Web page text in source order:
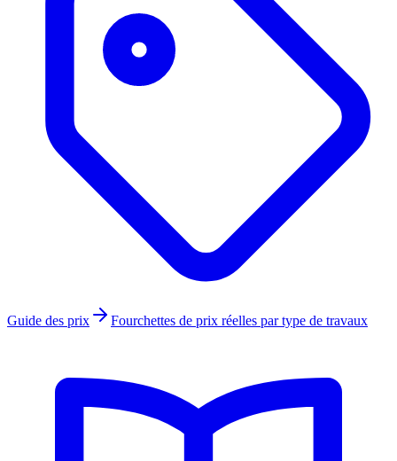
Guide des prix Fourchettes de prix réelles par type de travaux